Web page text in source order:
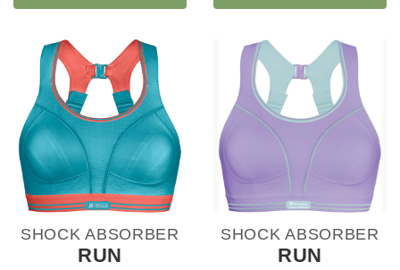
SHOCK ABSORBER
RUN
SHOCK ABSORBER
RUN